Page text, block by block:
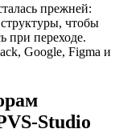
прежней:
чтобы
при переходе.
Google, Figma и
Studio